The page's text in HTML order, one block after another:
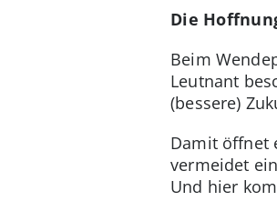
Die
Beim
Leutnant
(bessere)
Damit öffnet
vermeidet
Und hier